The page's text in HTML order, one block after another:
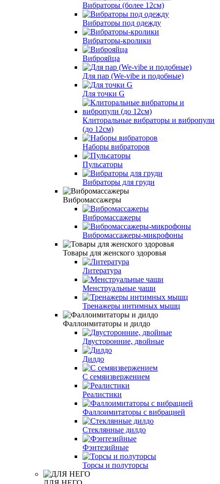
Вибраторы (более 12см)
Вибраторы под одежду
Вибраторы-кролики
Виброяйца
Для пар (We-vibe и подобные)
Для точки G
Клиторальные вибраторы и вибропули
(до 12см)
Наборы вибраторов
Пульсаторы
Вибраторы для груди
Вибромассажеры
Вибромассажеры
Вибромассажеры-микрофоны
Товары для женского здоровья
Литература
Менструальные чаши
Тренажеры интимных мышц
Фаллоимитаторы и дилдо
Двусторонние, двойные
Дилдо
С семяизвержением
Реалистики
Фаллоимитаторы с вибрацией
Стеклянные дилдо
Фэнтезийные
Торсы и полуторсы